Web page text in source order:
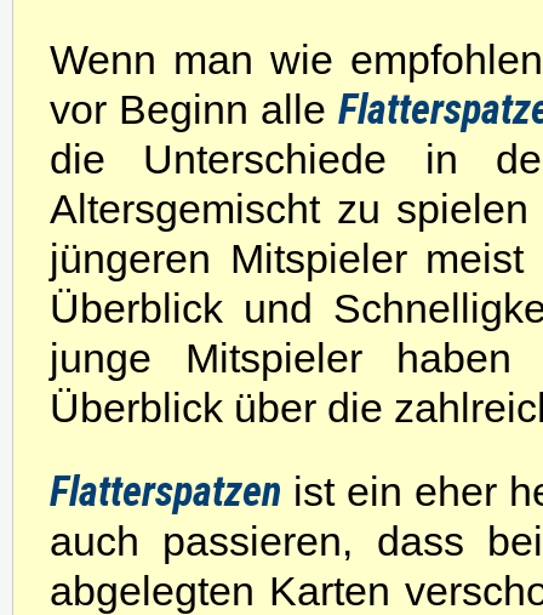
Wenn man wie
vor Beginn alle
die Unterschiede in
Altersgemischt zu
jüngeren Mitspieler
Überblick und
junge Mitspieler
Überblick über die
Flatterspatzen ist ein eher
auch passieren, dass
abgelegten Karten